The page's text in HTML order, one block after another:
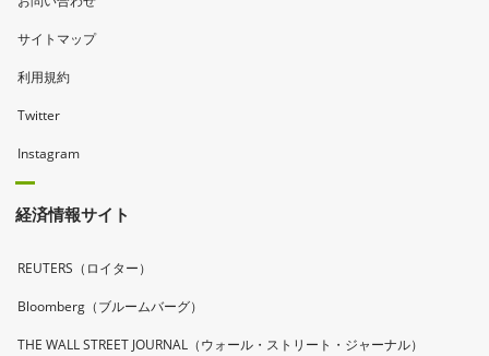
サイトマップ
利用規約
Twitter
Instagram
経済情報サイト
REUTERS（ロイター）
Bloomberg（ブルームバーグ）
THE WALL STREET JOURNAL（ウォール・ストリート・ジャーナル）